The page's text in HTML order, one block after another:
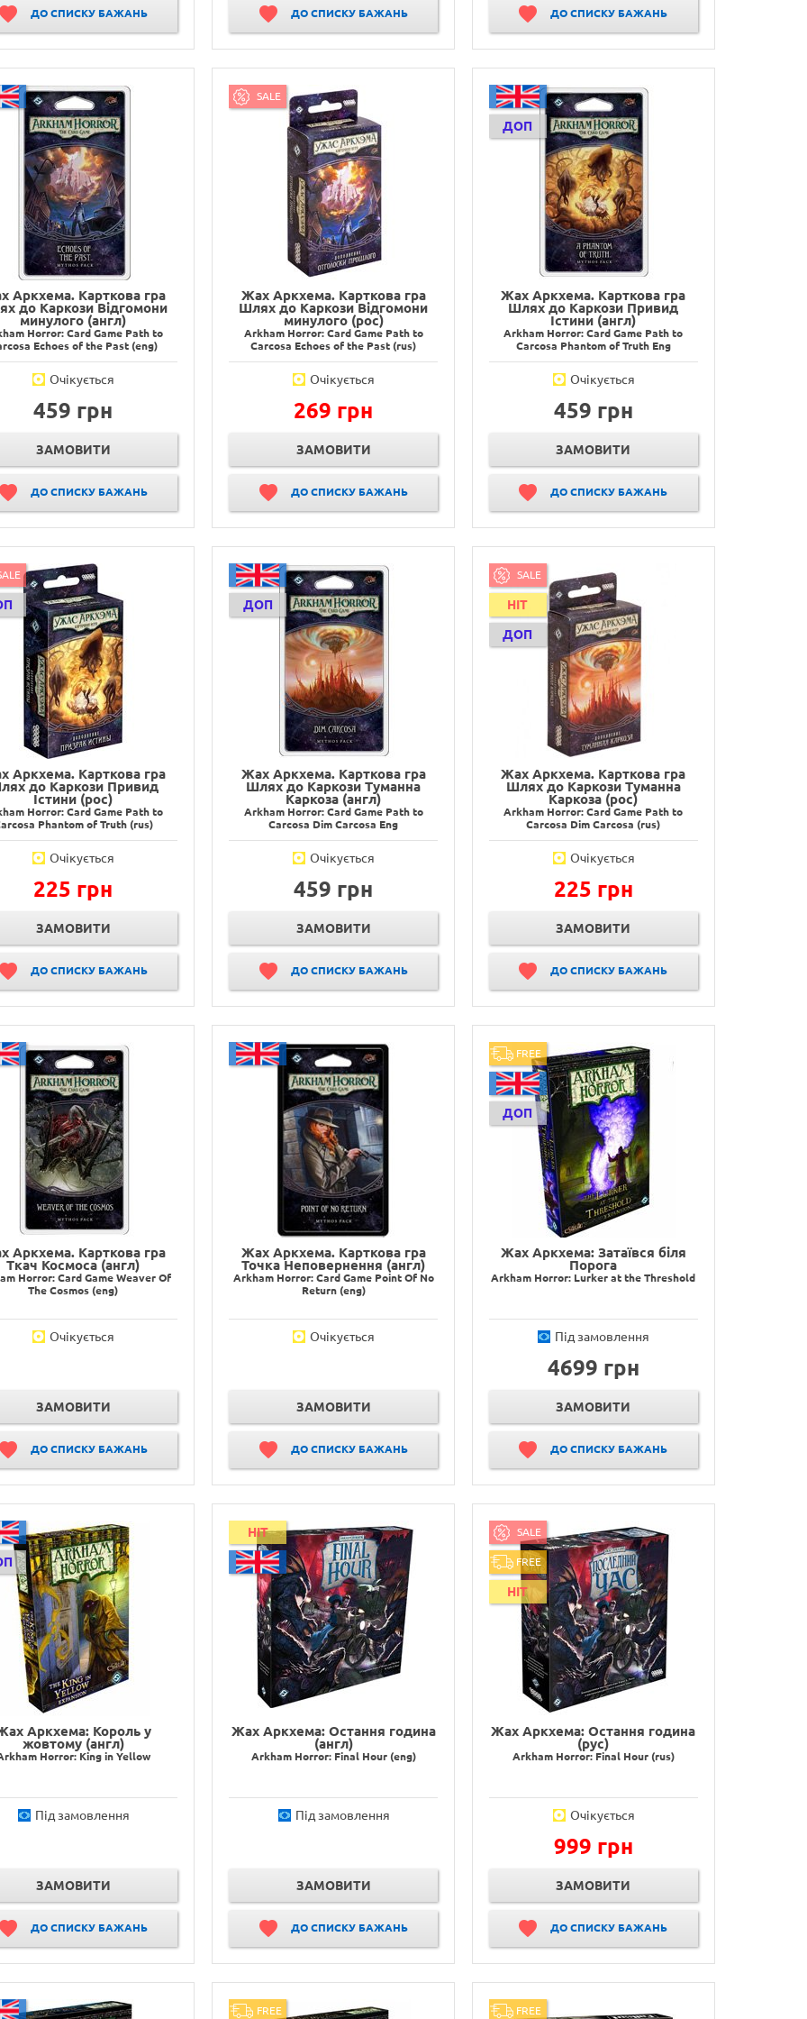
ДО СПИСКУ БАЖАНЬ ДО СПИСКУ БАЖАНЬ ДО СПИСКУ БАЖАНЬ
Аркхема. Карткова гра
до Каркози Відгомони
минулого (англ)
Horror: Card Game Path to
Echoes of the Past (eng)
Очікується
459 грн
ЗАМОВИТИ
ДО СПИСКУ БАЖАНЬ
SALE
Жах Аркхема. Карткова гра
Шлях до Каркози Відгомони
минулого (рос)
Arkham Horror: Card Game Path to
Carcosa Echoes of the Past (rus)
Очікується
269 грн
ЗАМОВИТИ
ДО СПИСКУ БАЖАНЬ
ДОП
Жах Аркхема. Карткова гра
Шлях до Каркози Привид
Істини (англ)
Arkham Horror: Card Game Path to
Carcosa Phantom of Truth Eng
Очікується
459 грн
ЗАМОВИТИ
ДО СПИСКУ БАЖАНЬ
Аркхема. Карткова гра
до Каркози Привид
Істини (рос)
Horror: Card Game Path to
Phantom of Truth (rus)
Очікується
225 грн
ЗАМОВИТИ
ДО СПИСКУ БАЖАНЬ
ДОП
Жах Аркхема. Карткова гра
Шлях до Каркози Туманна
Каркоза (англ)
Arkham Horror: Card Game Path to
Carcosa Dim Carcosa Eng
Очікується
459 грн
ЗАМОВИТИ
ДО СПИСКУ БАЖАНЬ
SALE
HIT
ДОП
Жах Аркхема. Карткова гра
Шлях до Каркози Туманна
Каркоза (рос)
Arkham Horror: Card Game Path to
Carcosa Dim Carcosa (rus)
Очікується
225 грн
ЗАМОВИТИ
ДО СПИСКУ БАЖАНЬ
Аркхема. Карткова гра
Ткач Космоса (англ)
Horror: Card Game Weaver Of
The Cosmos (eng)
Очікується
ЗАМОВИТИ
ДО СПИСКУ БАЖАНЬ
Жах Аркхема. Карткова гра
Точка Неповернення (англ)
Arkham Horror: Card Game Point Of No
Return (eng)
Очікується
ЗАМОВИТИ
ДО СПИСКУ БАЖАНЬ
FREE
ДОП
Жах Аркхема: Затаївся біля
Порога
Arkham Horror: Lurker at the Threshold
Під замовлення
4699 грн
ЗАМОВИТИ
ДО СПИСКУ БАЖАНЬ
Аркхема: Король у
жовтому (англ)
Horror: King in Yellow
Під замовлення
ЗАМОВИТИ
ДО СПИСКУ БАЖАНЬ
HIT
Жах Аркхема: Остання година
(англ)
Arkham Horror: Final Hour (eng)
Під замовлення
ЗАМОВИТИ
ДО СПИСКУ БАЖАНЬ
SALE
FREE
HIT
Жах Аркхема: Остання година
(рус)
Arkham Horror: Final Hour (rus)
Очікується
999 грн
ЗАМОВИТИ
ДО СПИСКУ БАЖАНЬ
FREE FREE